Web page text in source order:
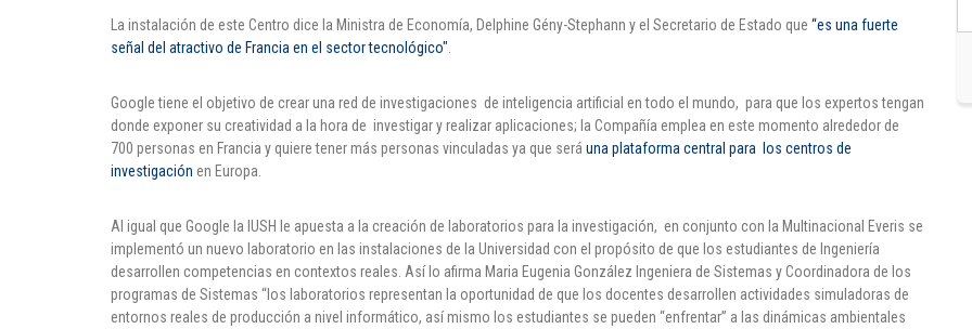
La instalación de este Centro dice la Ministra de Economía, Delphine Gény-Stephann y el Secretario de Estado que “es una fuerte
señal del atractivo de Francia en el sector tecnológico"
Google tiene el objetivo de crear una red de investigaciones de inteligencia artificial en todo el mundo, para que los expertos tengan
donde exponer su creatividad a la hora de investigar y realizar aplicaciones; la Compañía emplea en este momento alrededor de
700 personas en Francia y quiere tener más personas vinculadas ya que será una plataforma central para los centros de
investigación en Europa.
Al igual que Google la IUSH le apuesta a la creación de laboratorios para la investigación, en conjunto con la Multinacional Everis se
implementó un nuevo laboratorio en las instalaciones de la Universidad con el propósito de que los estudiantes de Ingeniería
desarrollen competencias en contextos reales. Así lo afirma Maria Eugenia González Ingeniera de Sistemas y Coordinadora de los
programas de Sistemas “los laboratorios representan la oportunidad de que los docentes desarrollen actividades simuladoras de
entornos reales de producción a nivel informático, así mismo los estudiantes se pueden “enfrentar” a las dinámicas ambientales